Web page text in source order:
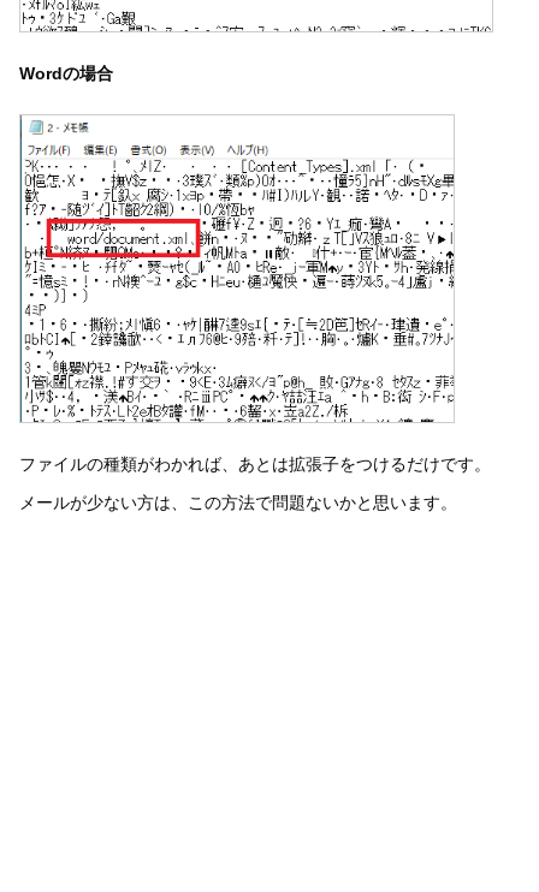
Wordの場合
ファイルの種類がわかれば、あとは拡張子をつけるだけです。
メールが少ない方は、この方法で問題ないかと思います。